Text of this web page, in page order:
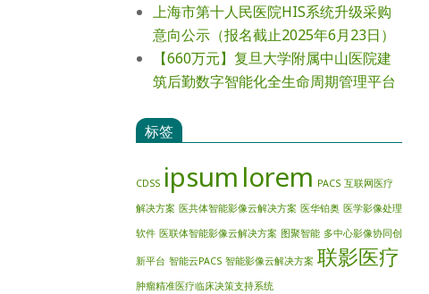
上海市第十人民医院HIS系统升级采购
意向公示（报名截止2025年6月23日）
【660万元】复旦大学附属中山医院建
筑后勤数字智能化全生命周期管理平台
标签
CDSS ipsum lorem PACS 互联网医疗
解决方案 医共体智能影像云解决方案 医华铂奥 医学影像处理
软件 医联体智能影像云解决方案 图聚智能 多中心影像协同创
新平台 智能云PACS 智能影像云解决方案 联影医疗
肿瘤精准医疗临床决策支持系统